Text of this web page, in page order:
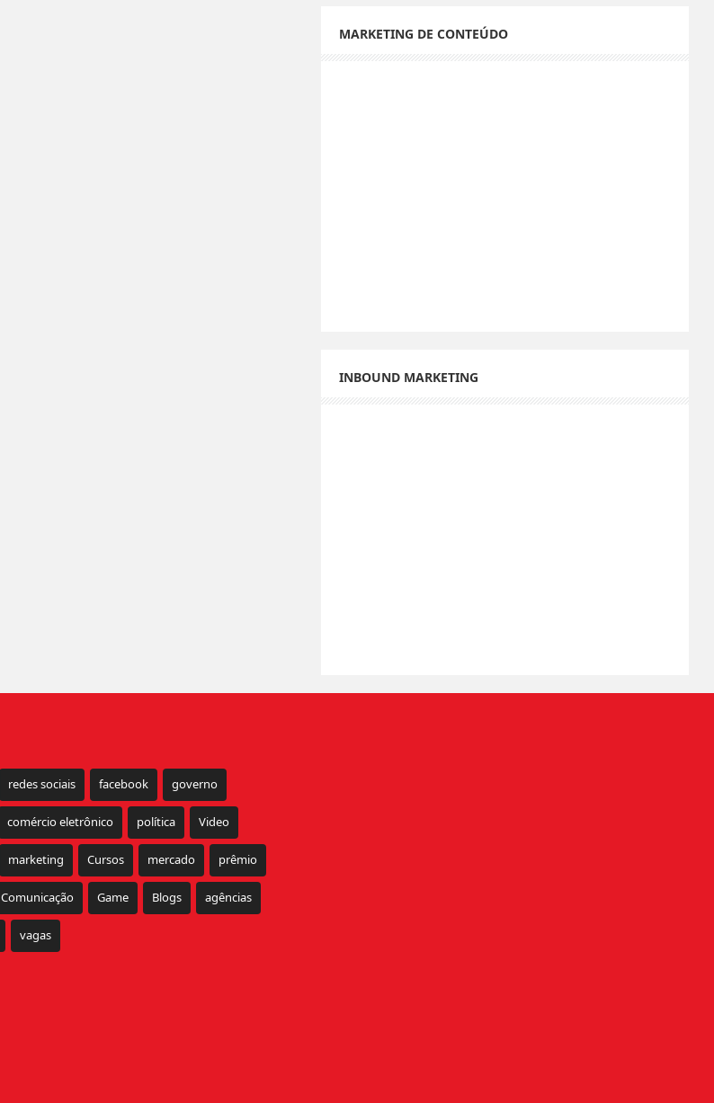
MARKETING DE CONTEÚDO
INBOUND MARKETING
redes sociais facebook governo
comércio eletrônico política Video
marketing Cursos mercado prêmio
Comunicação Game Blogs agências
vagas